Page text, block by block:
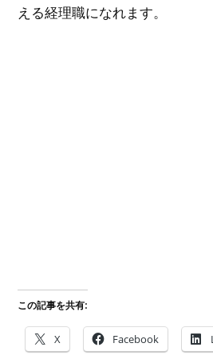
える経理職になれます。
この記事を共有:
X Facebook